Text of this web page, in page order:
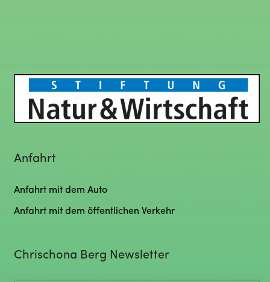
Anfahrt
Anfahrt mit dem Auto
Anfahrt mit dem öffentlichen Verkehr
Chrischona Berg Newsletter